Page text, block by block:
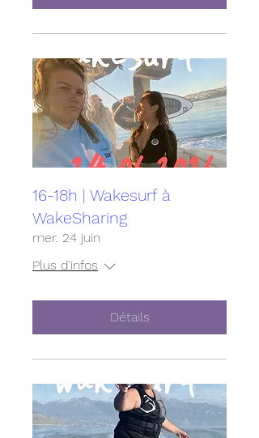
16-18h | Wakesurf à
WakeSharing
mer. 24 juin
Plus d'infos
Détails